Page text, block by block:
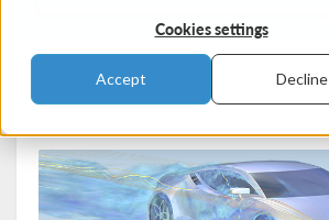
Cookies settings
Accept Decline
TORNA AL CALENDARIO EVENTI